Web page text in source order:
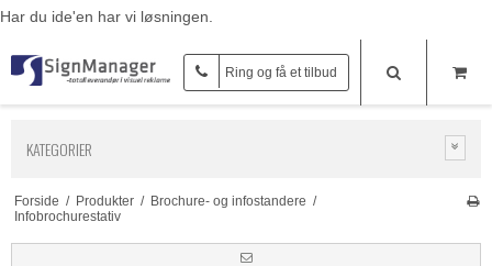
Har du ide'en har vi løsningen.
Ring og få et tilbud
KATEGORIER
Forside / Produkter / Brochure- og infostandere /
Infobrochurestativ